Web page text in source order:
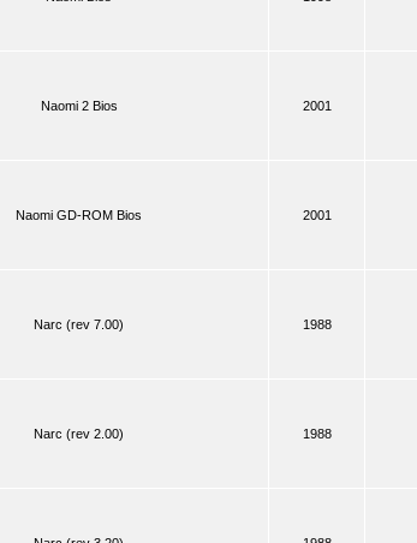
Naomi 2 Bios 2001
Naomi GD-ROM Bios 2001
Narc (rev 7.00) 1988
Narc (rev 2.00) 1988